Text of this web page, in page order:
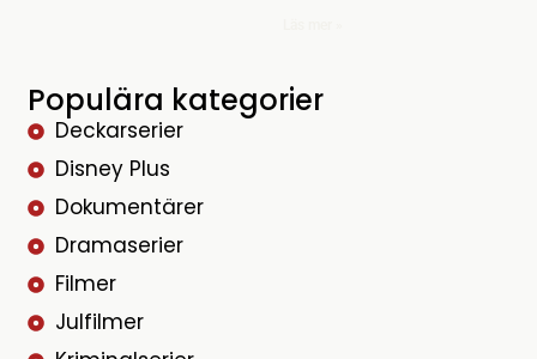
Populära kategorier
Deckarserier
Disney Plus
Dokumentärer
Dramaserier
Filmer
Julfilmer